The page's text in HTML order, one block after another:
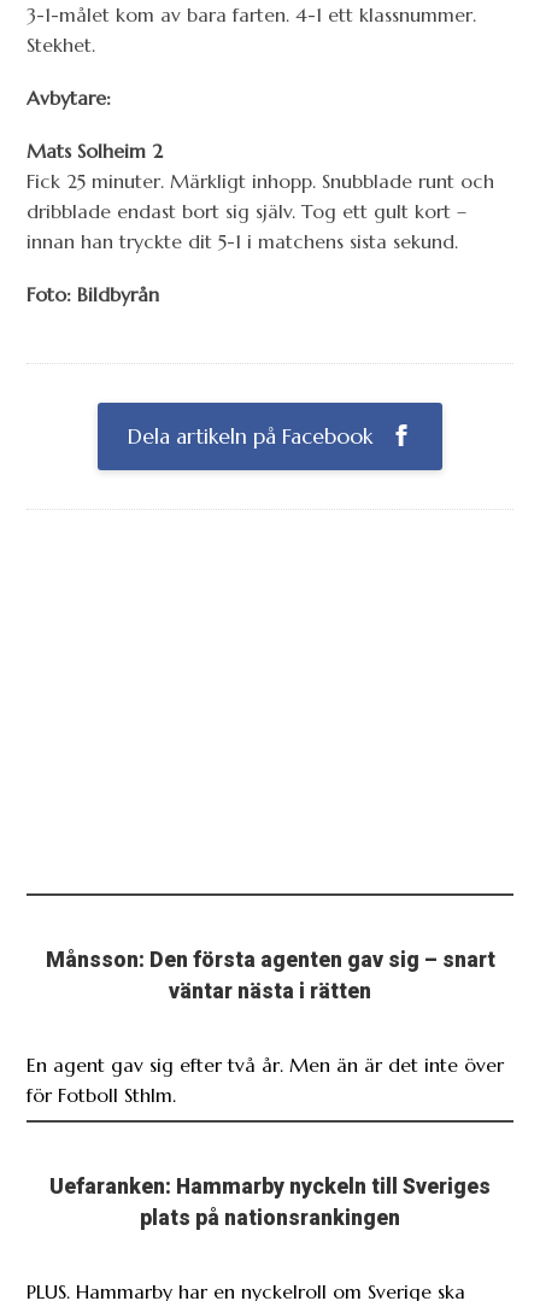
3-1-målet kom av bara farten. 4-1 ett klassnummer.
Stekhet.
Avbytare:
Mats Solheim 2
Fick 25 minuter. Märkligt inhopp. Snubblade runt och
dribblade endast bort sig själv. Tog ett gult kort –
innan han tryckte dit 5-1 i matchens sista sekund.
Foto: Bildbyrån
Dela artikeln på Facebook
Månsson: Den första agenten gav sig – snart
väntar nästa i rätten
En agent gav sig efter två år. Men än är det inte över
för Fotboll Sthlm.
Uefaranken: Hammarby nyckeln till Sveriges
plats på nationsrankingen
PLUS. Hammarby har en nyckelroll om Sverige ska